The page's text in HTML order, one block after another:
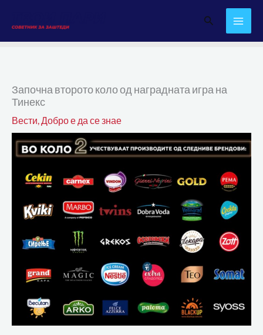
content
Search
Започна второто коло од наградната игра на
Тинекс
Вести,Добро е да се знае